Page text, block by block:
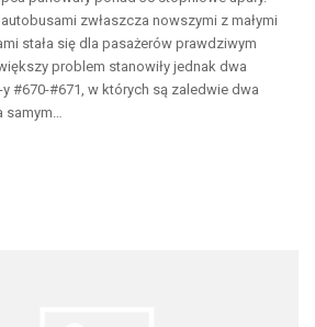
zwłaszcza nowszymi z małymi
stała się dla pasażerów prawdziwym
problem stanowiły jednak dwa
#670-#671, w których są zaledwie dwa
samym…